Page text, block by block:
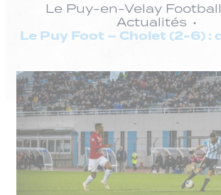
Le Puy-en-Velay
Actualités
Le Puy Foot – Cholet (2-6) :